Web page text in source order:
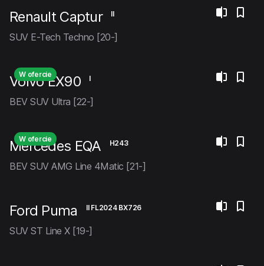
Renault Captur II
SUV E-Tech Techno [20-]
W ofercie
Volvo EX90 I
BEV SUV Ultra [22-]
W ofercie
Mercedes EQA H243
BEV SUV AMG Line 4Matic [21-]
Ford Puma II FL2024 BX726
SUV ST Line X [19-]